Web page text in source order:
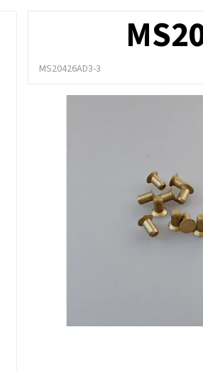
MS20426AD3-3